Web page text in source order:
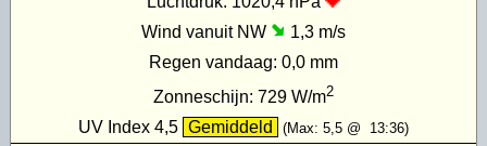
Wind vanuit NW
1,3 m/s
Regen vandaag: 0,0 mm
Zonneschijn: 729 W/m2
UV Index 4,5 Gemiddeld (Max: 5,5 @ 13:36)